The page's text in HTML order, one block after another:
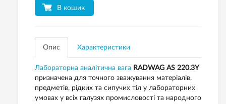
В кошик
Опис Характеристики
Лабораторна аналітична вага RADWAG AS 220.3Y
призначена для точного зважування матеріалів,
предметів, рідких та сипучих тіл у лабораторних
умовах у всіх галузях промисловості та народного